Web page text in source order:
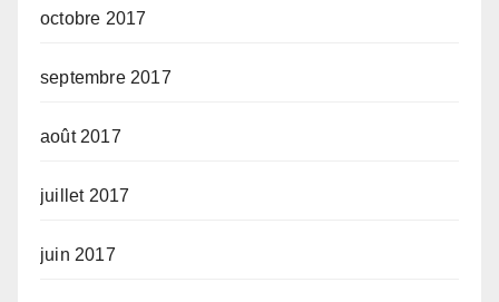
octobre 2017
septembre 2017
août 2017
juillet 2017
juin 2017